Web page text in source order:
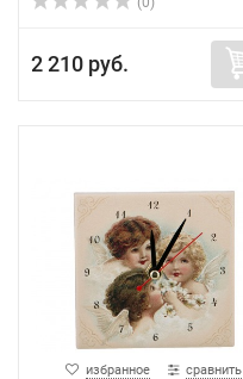
2 210 руб.
избранное сравнить